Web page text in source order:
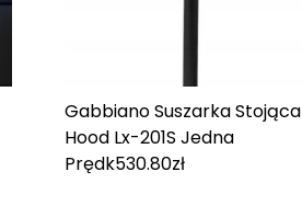
Gabbiano Suszarka Stojąca
Hood Lx-201S Jedna
Prędk530.80zł